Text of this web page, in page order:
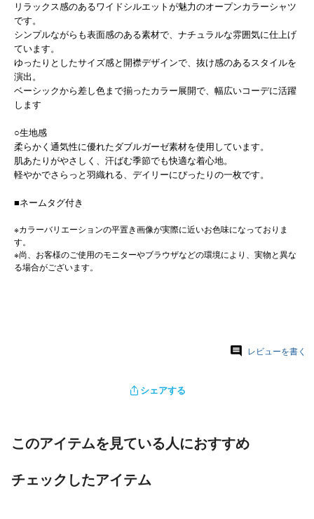
リラックス感のあるワイドシルエットが魅力のオープンカラーシャツ
です。
シンプルながらも表面感のある素材で、ナチュラルな雰囲気に仕上げ
ています。
ゆったりとしたサイズ感と開襟デザインで、抜け感のあるスタイルを
演出。
ベーシックから差し色まで揃ったカラー展開で、幅広いコーデに活躍
します
○生地感
柔らかく通気性に優れたダブルガーゼ素材を使用しています。
肌あたりがやさしく、汗ばむ季節でも快適な着心地。
軽やかでさらっと羽織れる、デイリーにぴったりの一枚です。
■ネームタグ付き
※カラーバリエーションの平置き画像が実際に近いお色味になっておりま
す。
※尚、お客様のご使用のモニターやブラウザなどの環境により、実物と異な
る場合がございます。
レビューを書く
シェアする
このアイテムを見ている人におすすめ
チェックしたアイテム